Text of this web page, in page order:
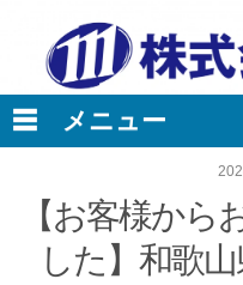
【お客様から
した】和歌